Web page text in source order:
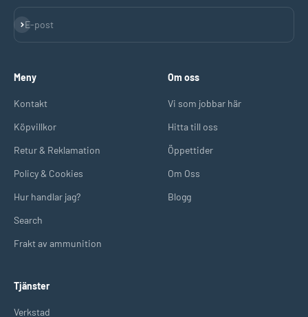
E-post
Prenumerera
Meny
Kontakt
Köpvillkor
Retur & Reklamation
Policy & Cookies
Hur handlar jag?
Search
Frakt av ammunition
Om oss
Vi som jobbar här
Hitta till oss
Öppettider
Om Oss
Blogg
Tjänster
Verkstad